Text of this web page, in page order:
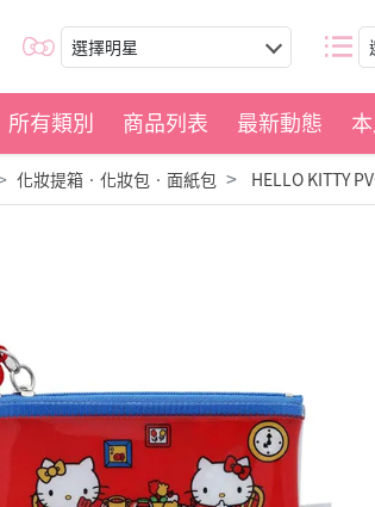
選擇明星
所有類別 商品列表 最新動態
化妝提箱‧化妝包‧面紙包 HELLO KITTY